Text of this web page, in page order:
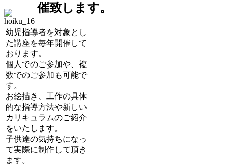
催致します。
幼児指導者を対象とし
た講座を毎年開催して
おります。
個人でのご参加や、複
数でのご参加も可能で
す。
お絵描き、工作の具体
的な指導方法や新しい
カリキュラムのご紹介
をいたします。
子供達の気持ちになっ
て実際に制作して頂き
ます。